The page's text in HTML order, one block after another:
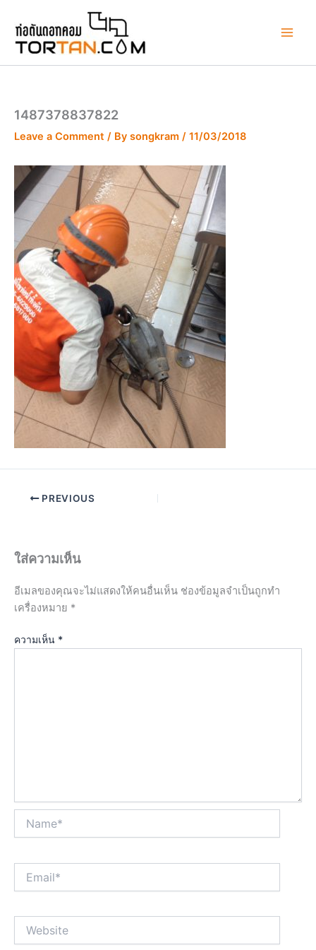
content
1487378837822
Leave a Comment / By songkram / 11/03/2018
PREVIOUS
ใส่ความเห็น
อีเมลของคุณจะไม่แสดงให้คนอื่นเห็น ช่องข้อมูลจำเป็นถูกทำ
เครื่องหมาย *
ความเห็น *